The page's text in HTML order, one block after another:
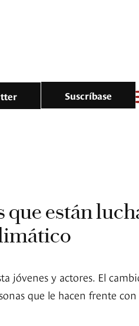
Suscríbase
que están
jóvenes y actores. El
que le hacen frente